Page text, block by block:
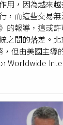
、氣候衝擊與
，在我們從這
。」她進一步分
響透過石油與
關供應鏈。即使
也將導致經濟成
事延長，其對
補充，缺乏能
許多國家幾乎
的價格上漲，
分國家已向
用，因為越來
，而這些交易
的報導，這或
之間的落差。
，但由美國主導
Worldwide
，SWIFT）的
（Economist
，隨著替代性
反映實際的國
追蹤未使用其訊